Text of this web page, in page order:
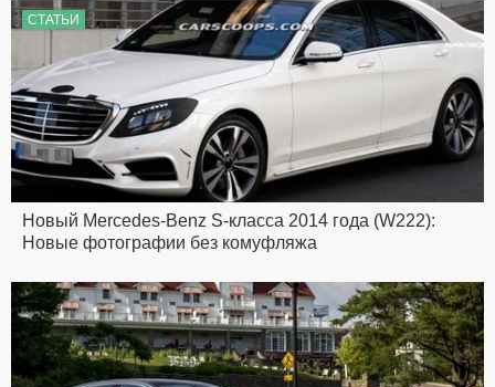
СТАТЬИ
Новый Mercedes-Benz S-класса 2014 года (W222):
Новые фотографии без комуфляжа
---